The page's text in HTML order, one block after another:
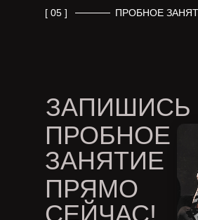
ПРОБНОЕ
[ 05 ]
ЗАПИШИСЬ
ПРОБНОЕ
ЗАНЯТИЕ
ПРЯМО